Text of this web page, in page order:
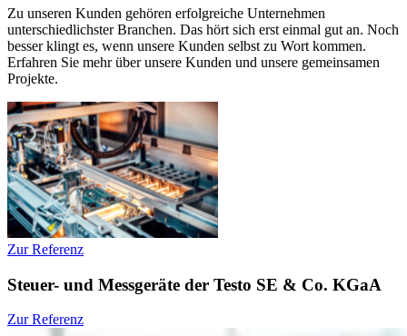
Zu unseren Kunden gehören erfolgreiche Unternehmen
unterschiedlichster Branchen. Das hört sich erst einmal gut an. Noch
besser klingt es, wenn unsere Kunden selbst zu Wort kommen.
Erfahren Sie mehr über unsere Kunden und unsere gemeinsamen
Projekte.
Zur Referenz
Steuer- und Messgeräte der Testo SE & Co. KGaA
Zur Referenz